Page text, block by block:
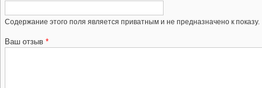
Содержание этого поля является приватным и не предназначено к показу.
Ваш отзыв *